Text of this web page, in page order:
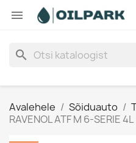

search
Avalehele Sõiduauto
RAVENOL ATF M 6-SERIE 4L